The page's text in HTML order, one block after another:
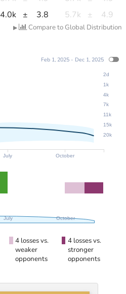
4.0k ± 3.8 5.7k ± 4.9
▶ Compare to Global Distribution
July October
20k
15k
11k
7k
4k
1k
2d
July October
Feb 1, 2025 - Dec 1, 2025
4 losses vs.
weaker
opponents
4 losses vs.
stronger
opponents